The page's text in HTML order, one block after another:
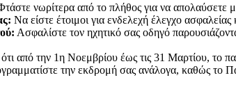
νωρίτερα από το πλήθος για να απολαύσετε
Να είστε έτοιμοι για ενδελεχή έλεγχο
Ασφαλίστε τον ηχητικό σας οδηγό
από την 1η Νοεμβρίου έως τις 31 Μαρτίου, το
την εκδρομή σας ανάλογα, καθώς το